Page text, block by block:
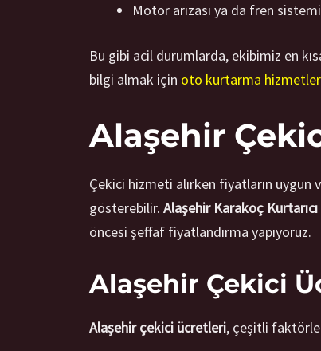
Motor arızası ya da fren
Bu gibi acil durumlarda, ekibimiz en
bilgi almak için oto kurtarma
Alaşehir
Çekici hizmeti alırken fiyatların uygun
gösterebilir. Alaşehir Karakoç
öncesi şeffaf fiyatlandırma yapıyoruz.
Alaşehir Çekici
Alaşehir çekici ücretleri, çeşitli